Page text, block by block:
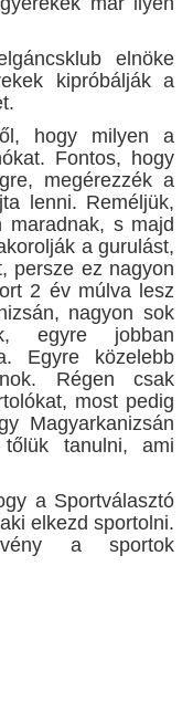
elnöke
kipróbálják a
hogy milyen a
Fontos, hogy
megérezzék a
lenni. Reméljük,
maradnak, s majd
a gurulást,
persze ez nagyon
2 év múlva lesz
nagyon sok
egyre jobban
Egyre közelebb
Régen csak
most pedig
Magyarkanizsán
tőlük tanulni, ami
a Sportválasztó
elkezd sportolni.
a sportok